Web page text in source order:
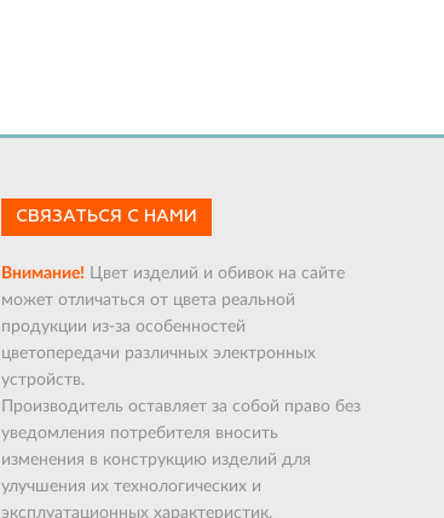
СВЯЗАТЬСЯ С НАМИ
Внимание! Цвет изделий и обивок на сайте
может отличаться от цвета реальной
продукции из-за особенностей
цветопередачи различных электронных
устройств.
Производитель оставляет за собой право без
уведомления потребителя вносить
изменения в конструкцию изделий для
улучшения их технологических и
эксплуатационных характеристик.